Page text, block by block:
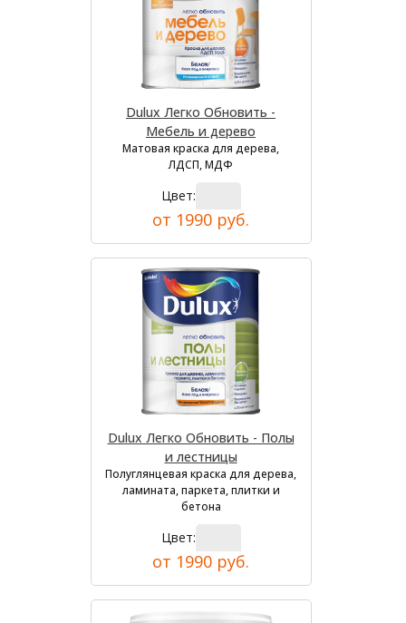
Dulux Легко Обновить -
Мебель и дерево
Матовая краска для дерева,
ЛДСП, МДФ
Цвет:
от 1990 руб.
Dulux Легко Обновить - Полы
и лестницы
Полуглянцевая краска для дерева,
ламината, паркета, плитки и
бетона
Цвет:
от 1990 руб.